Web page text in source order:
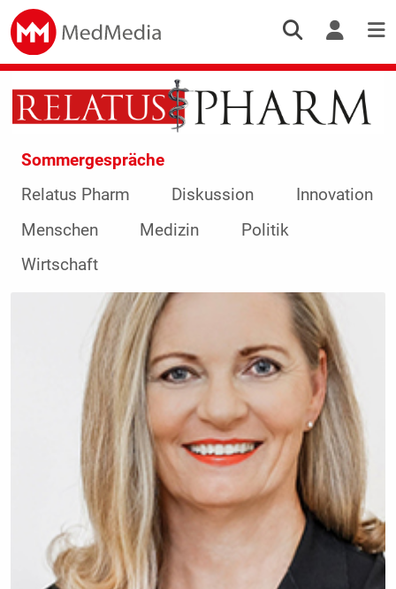
Sommergespräche
Relatus Pharm
Diskussion
Innovation
Menschen
Medizin
Politik
Wirtschaft